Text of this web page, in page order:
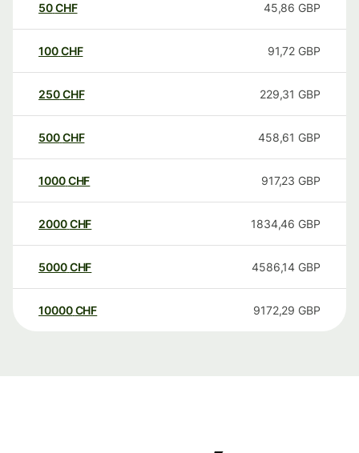
50CHF 45,86 GBP
100CHF 91,72 GBP
250CHF 229,31 GBP
500CHF 458,61 GBP
1000CHF 917,23 GBP
2000CHF 1834,46 GBP
5000CHF 4586,14 GBP
10000 CHF 9172,29 GBP